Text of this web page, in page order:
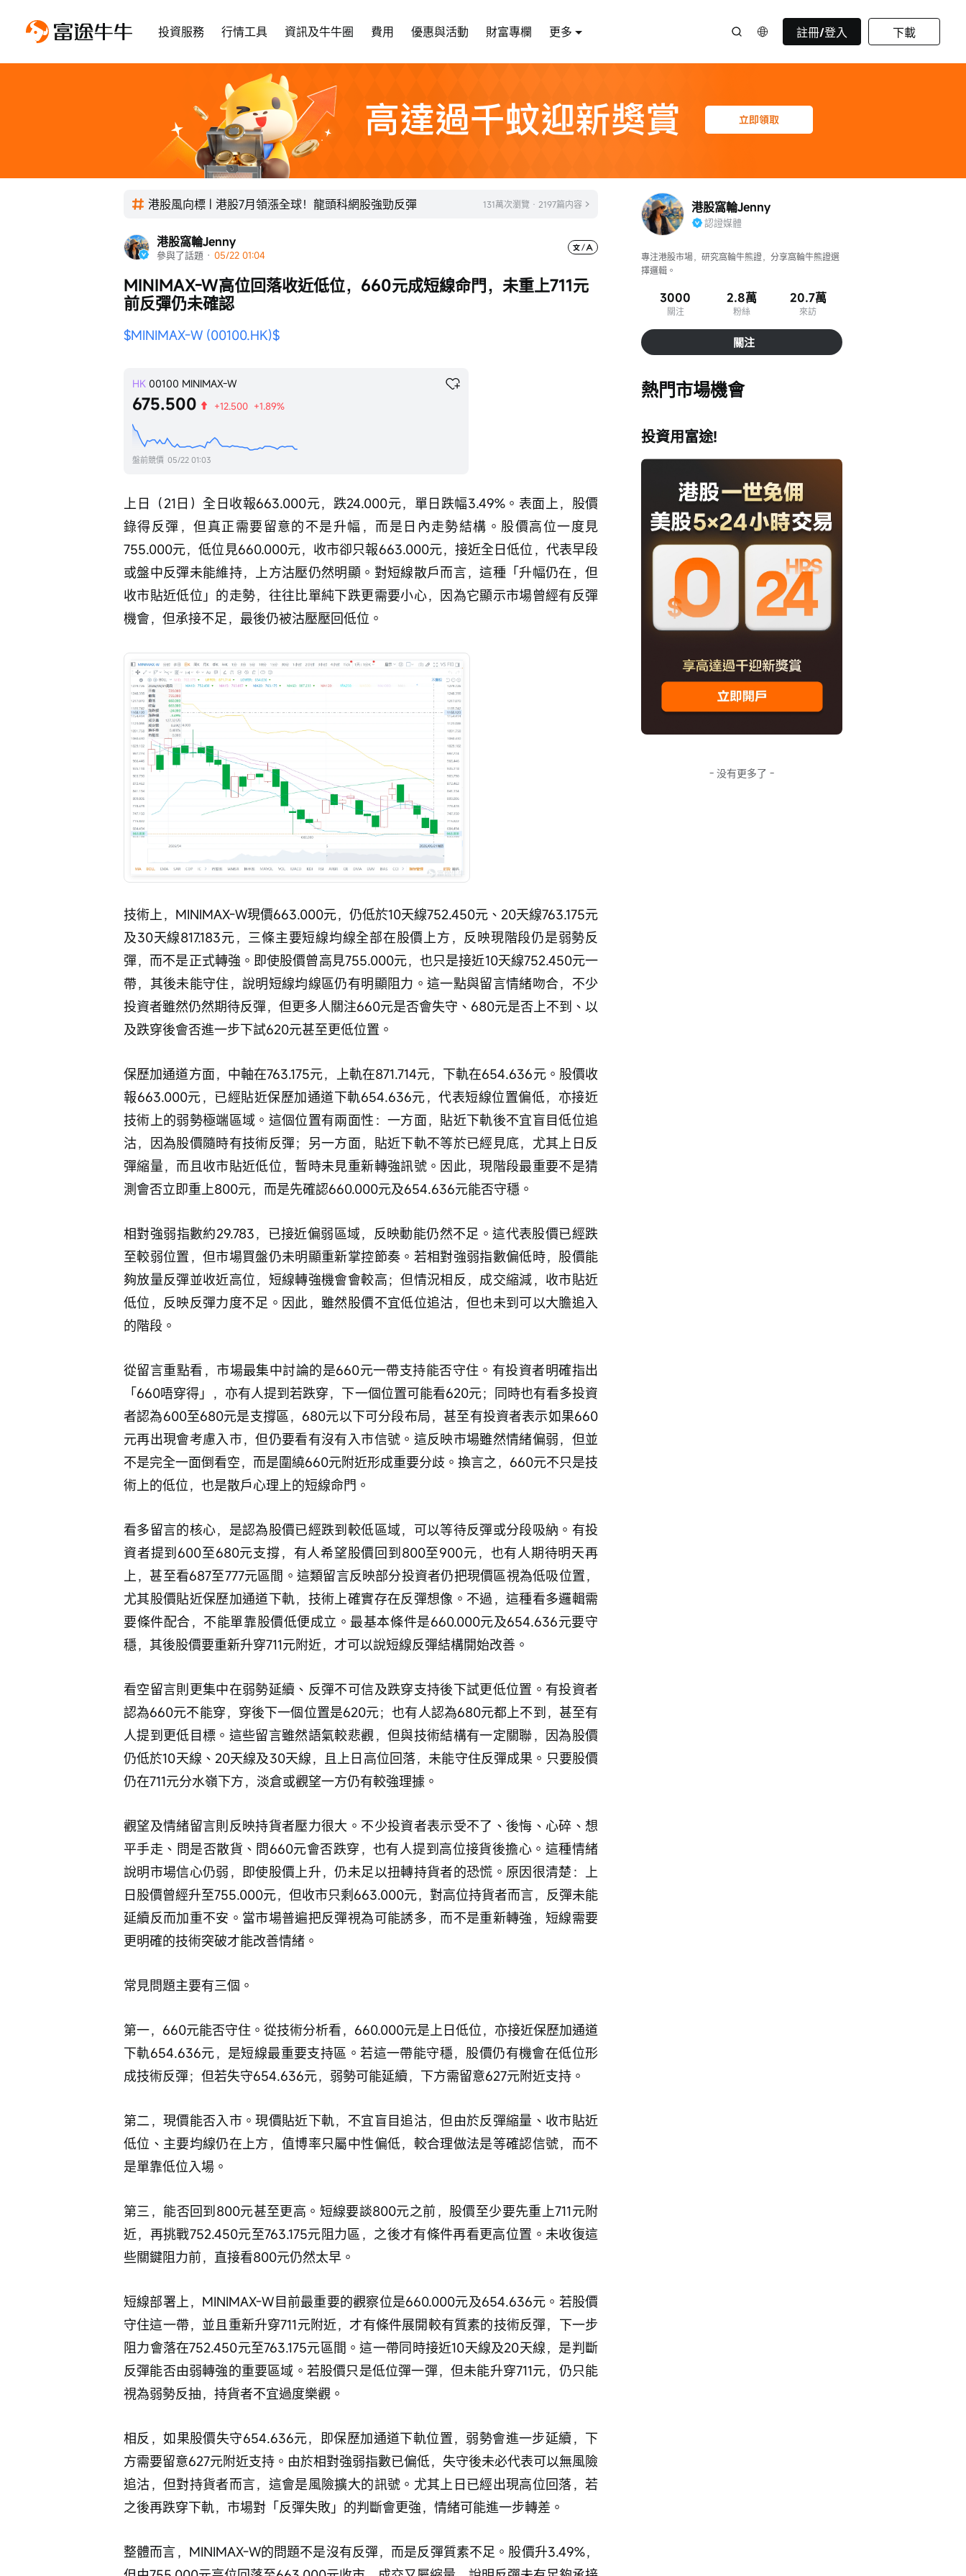
投資服務 行情工具 資訊及牛牛圈 費用 優惠與活動 財富專欄 更多 註冊/登入 下載
港股風向標 | 港股7月領漲全球！龍頭科網股強勁反彈 131萬次瀏覽 · 2197篇内容
港股窩輪Jenny
參與了話題 · 05/22 01:04
MINIMAX-W高位回落收近低位，660元成短線命門，未重上711元
前反彈仍未確認
$MINIMAX-W (00100.HK)$
HK 00100 MINIMAX-W
675.500 +12.500 +1.89%
盤前競價 05/22 01:03
上日（21日）全日收報663.000元，跌24.000元，單日跌幅3.49%。表面上，股價
錄得反彈，但真正需要留意的不是升幅，而是日內走勢結構。股價高位一度見
755.000元，低位見660.000元，收市卻只報663.000元，接近全日低位，代表早段
或盤中反彈未能維持，上方沽壓仍然明顯。對短線散戶而言，這種「升幅仍在，但
收市貼近低位」的走勢，往往比單純下跌更需要小心，因為它顯示市場曾經有反彈
機會，但承接不足，最後仍被沽壓壓回低位。
技術上，MINIMAX-W現價663.000元，仍低於10天線752.450元、20天線763.175元
及30天線817.183元，三條主要短線均線全部在股價上方，反映現階段仍是弱勢反
彈，而不是正式轉強。即使股價曾高見755.000元，也只是接近10天線752.450元一
帶，其後未能守住，說明短線均線區仍有明顯阻力。這一點與留言情緒吻合，不少
投資者雖然仍然期待反彈，但更多人關注660元是否會失守、680元是否上不到、以
及跌穿後會否進一步下試620元甚至更低位置。
保歷加通道方面，中軸在763.175元，上軌在871.714元，下軌在654.636元。股價收
報663.000元，已經貼近保歷加通道下軌654.636元，代表短線位置偏低，亦接近
技術上的弱勢極端區域。這個位置有兩面性：一方面，貼近下軌後不宜盲目低位追
沽，因為股價隨時有技術反彈；另一方面，貼近下軌不等於已經見底，尤其上日反
彈縮量，而且收市貼近低位，暫時未見重新轉強訊號。因此，現階段最重要不是猜
測會否立即重上800元，而是先確認660.000元及654.636元能否守穩。
相對強弱指數約29.783，已接近偏弱區域，反映動能仍然不足。這代表股價已經跌
至較弱位置，但市場買盤仍未明顯重新掌控節奏。若相對強弱指數偏低時，股價能
夠放量反彈並收近高位，短線轉強機會會較高；但情況相反，成交縮減，收市貼近
低位，反映反彈力度不足。因此，雖然股價不宜低位追沽，但也未到可以大膽追入
的階段。
從留言重點看，市場最集中討論的是660元一帶支持能否守住。有投資者明確指出
「660唔穿得」，亦有人提到若跌穿，下一個位置可能看620元；同時也有看多投資
者認為600至680元是支撐區，680元以下可分段布局，甚至有投資者表示如果660
元再出現會考慮入市，但仍要看有沒有入市信號。這反映市場雖然情緒偏弱，但並
不是完全一面倒看空，而是圍繞660元附近形成重要分歧。換言之，660元不只是技
術上的低位，也是散戶心理上的短線命門。
看多留言的核心，是認為股價已經跌到較低區域，可以等待反彈或分段吸納。有投
資者提到600至680元支撐，有人希望股價回到800至900元，也有人期待明天再
上，甚至看687至777元區間。這類留言反映部分投資者仍把現價區視為低吸位置，
尤其股價貼近保歷加通道下軌，技術上確實存在反彈想像。不過，這種看多邏輯需
要條件配合，不能單靠股價低便成立。最基本條件是660.000元及654.636元要守
穩，其後股價要重新升穿711元附近，才可以說短線反彈結構開始改善。
看空留言則更集中在弱勢延續、反彈不可信及跌穿支持後下試更低位置。有投資者
認為660元不能穿，穿後下一個位置是620元；也有人認為680元都上不到，甚至有
人提到更低目標。這些留言雖然語氣較悲觀，但與技術結構有一定關聯，因為股價
仍低於10天線、20天線及30天線，且上日高位回落，未能守住反彈成果。只要股價
仍在711元分水嶺下方，淡倉或觀望一方仍有較強理據。
觀望及情緒留言則反映持貨者壓力很大。不少投資者表示受不了、後悔、心碎、想
平手走、問是否散貨、問660元會否跌穿，也有人提到高位接貨後擔心。這種情緒
說明市場信心仍弱，即使股價上升，仍未足以扭轉持貨者的恐慌。原因很清楚：上
日股價曾經升至755.000元，但收市只剩663.000元，對高位持貨者而言，反彈未能
延續反而加重不安。當市場普遍把反彈視為可能誘多，而不是重新轉強，短線需要
更明確的技術突破才能改善情緒。
常見問題主要有三個。
第一，660元能否守住。從技術分析看，660.000元是上日低位，亦接近保歷加通道
下軌654.636元，是短線最重要支持區。若這一帶能守穩，股價仍有機會在低位形
成技術反彈；但若失守654.636元，弱勢可能延續，下方需留意627元附近支持。
第二，現價能否入市。現價貼近下軌，不宜盲目追沽，但由於反彈縮量、收市貼近
低位、主要均線仍在上方，值博率只屬中性偏低，較合理做法是等確認信號，而不
是單靠低位入場。
第三，能否回到800元甚至更高。短線要談800元之前，股價至少要先重上711元附
近，再挑戰752.450元至763.175元阻力區，之後才有條件再看更高位置。未收復這
些關鍵阻力前，直接看800元仍然太早。
短線部署上，MINIMAX-W目前最重要的觀察位是660.000元及654.636元。若股價
守住這一帶，並且重新升穿711元附近，才有條件展開較有質素的技術反彈，下一步
阻力會落在752.450元至763.175元區間。這一帶同時接近10天線及20天線，是判斷
反彈能否由弱轉強的重要區域。若股價只是低位彈一彈，但未能升穿711元，仍只能
視為弱勢反抽，持貨者不宜過度樂觀。
相反，如果股價失守654.636元，即保歷加通道下軌位置，弱勢會進一步延續，下
方需要留意627元附近支持。由於相對強弱指數已偏低，失守後未必代表可以無風險
追沽，但對持貨者而言，這會是風險擴大的訊號。尤其上日已經出現高位回落，若
之後再跌穿下軌，市場對「反彈失敗」的判斷會更強，情緒可能進一步轉差。
整體而言，MINIMAX-W的問題不是沒有反彈，而是反彈質素不足。股價升3.49%，
港股窩輪Jenny
認證媒體
專注港股市場，研究窩輪牛熊證，分享窩輪牛熊證選
擇邏輯。
3000
關注
2.8萬
粉絲
20.7萬
來訪
關注
熱門市場機會
投資用富途!
- 没有更多了 -